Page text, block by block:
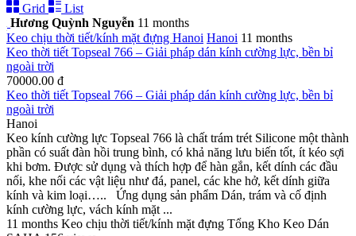
Grid
List
Hương Quỳnh Nguyễn 11 months
Keo chịu thời tiết/kính mặt đựng Hanoi Hanoi 11 months
Keo thời tiết Topseal 766 – Giải pháp dán kính cường lực, bền bỉ
ngoài trời
70000.00 đ
Keo thời tiết Topseal 766 – Giải pháp dán kính cường lực, bền bỉ
ngoài trời
Hanoi
Keo kính cường lực Topseal 766 là chất trám trét Silicone một thành
phần có suất đàn hồi trung bình, có khả năng lưu biến tốt, ít kéo sợi
khi bơm. Được sử dụng và thích hợp để hàn gắn, kết dính các đầu
nối, khe nối các vật liệu như đá, panel, các khe hở, kết dính giữa
kính và kim loại….. Ứng dụng sản phẩm Dán, trám và cố định
kính cường lực, vách kính mặt ...
11 months Keo chịu thời tiết/kính mặt đựng Tổng Kho Keo Dán